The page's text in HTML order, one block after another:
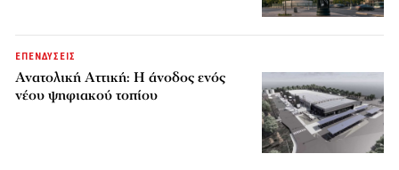
ΕΠΕΝΔΥΣΕΙΣ
Ανατολική Αττική: Η άνοδος ενός
νέου ψηφιακού τοπίου